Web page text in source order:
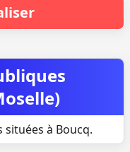
à Boucq.